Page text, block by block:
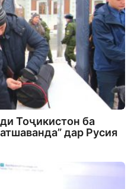
Тоҷикистон ба
дар Русия